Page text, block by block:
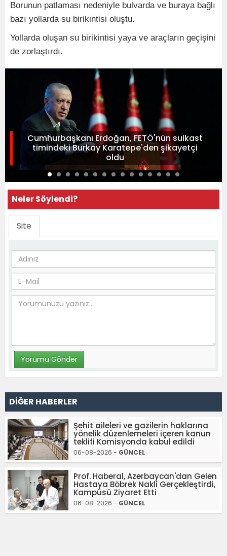
Borunun patlaması nedeniyle bulvarda ve buraya bağlı
bazı yollarda su birikintisi oluştu.
Yollarda oluşan su birikintisi yaya ve araçların geçişini
de zorlaştırdı.
Cumhurbaşkanı Erdoğan, FETÖ'nün suikast
timindeki Burkay Karatepe'den şikayetçi
oldu
Neler Söylendi?
Site
DİĞER HABERLER
Şehit aileleri ve gazilerin haklarına
yönelik düzenlemeleri içeren kanun
teklifi Komisyonda kabul edildi
06-08-2026 - GÜNCEL
Prof. Haberal, Azerbaycan'dan Gelen
Hastaya Böbrek Nakli Gerçekleştirdi,
Kampüsü Ziyaret Etti
06-08-2026 - GÜNCEL